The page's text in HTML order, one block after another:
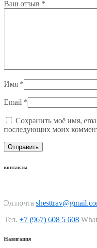
Ваш отзыв *
Имя *
Email *
Сохранить моё имя,
последующих моих
контакты
Эл.почта
Тел. +7 (967) 608 5 608
Навигация